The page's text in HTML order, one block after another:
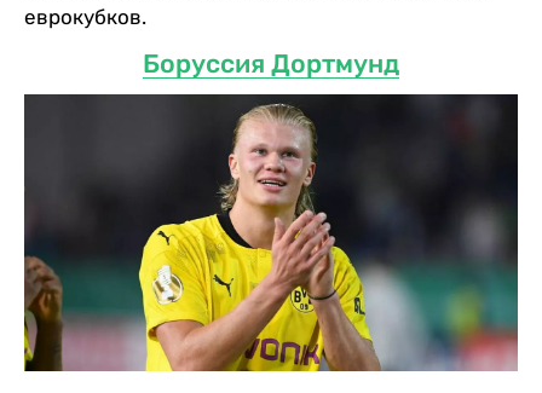
еврокубков.
Боруссия Дортмунд